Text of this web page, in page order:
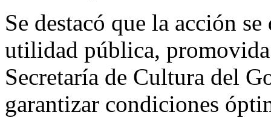
Se destacó que la acción
utilidad pública,
Secretaría de Cultura del
garantizar condiciones